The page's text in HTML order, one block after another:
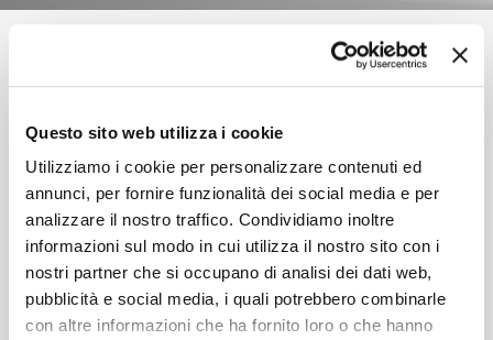
Questo sito web utilizza i cookie
Utilizziamo i cookie per personalizzare contenuti ed
annunci, per fornire funzionalità dei social media e per
analizzare il nostro traffico. Condividiamo inoltre
informazioni sul modo in cui utilizza il nostro sito con i
nostri partner che si occupano di analisi dei dati web,
pubblicità e social media, i quali potrebbero combinarle
con altre informazioni che ha fornito loro o che hanno
SIR NEVILLE
MARRINER,
ACADEMY OF ST
MARTIN IN THE
FIELDS, LYNN
HARRELL
Herbert: Cello
Concertos; Operetta
Spectacular
Digitale
TOUR
NEWS
RICERCA
CHI SIAMO
CONTATTI